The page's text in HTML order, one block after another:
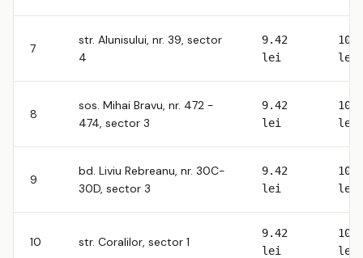
7
str. Alunisului, nr. 39, sector
4
9.42
lei
lei
8
sos. Mihai Bravu, nr. 472 -
474, sector 3
9.42
lei
lei
9
bd. Liviu Rebreanu, nr. 30C-
30D, sector 3
9.42
lei
lei
10 str. Coralilor, sector 1
9.42
lei
lei